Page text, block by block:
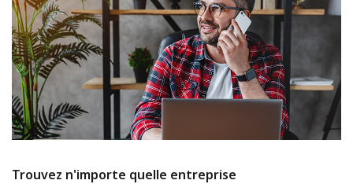
Trouvez n'importe quelle entreprise